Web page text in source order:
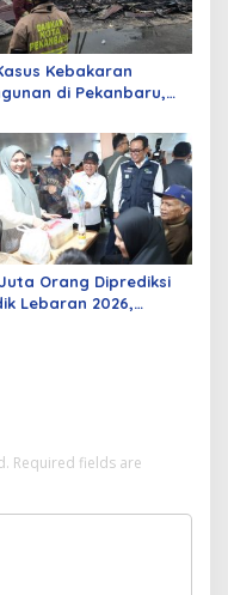
Kebakaran
di Pekanbaru,
Juta Orang Diprediksi
Lebaran 2026,
Required fields are